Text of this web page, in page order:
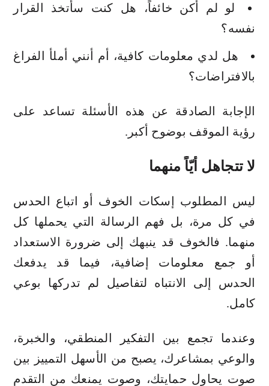
لو لم أكن خائفاً، هل كنت سأتخذ القرار
نفسه؟
هل لدي معلومات كافية، أم أنني أملأ الفراغ
بالافتراضات؟
الإجابة الصادقة عن هذه الأسئلة تساعد على
رؤية الموقف بوضوح أكبر.
لا تتجاهل أيّاً منهما
ليس المطلوب إسكات الخوف أو اتباع الحدس
في كل مرة، بل فهم الرسالة التي يحملها كل
منهما. فالخوف قد ينبهك إلى ضرورة الاستعداد
أو جمع معلومات إضافية، فيما قد يدفعك
الحدس إلى الانتباه لتفاصيل لم تدركها بوعي
كامل.
وعندما تجمع بين التفكير المنطقي، والخبرة،
والوعي بمشاعرك، يصبح من الأسهل التمييز بين
صوت يحاول حمايتك، وصوت يمنعك من التقدم